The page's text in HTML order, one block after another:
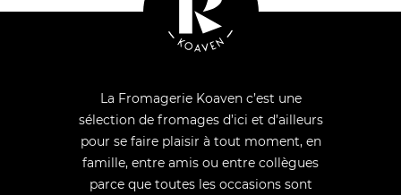
La Fromagerie Koaven c’est une
sélection de fromages d’ici et d’ailleurs
pour se faire plaisir à tout moment, en
famille, entre amis ou entre collègues
parce que toutes les occasions sont